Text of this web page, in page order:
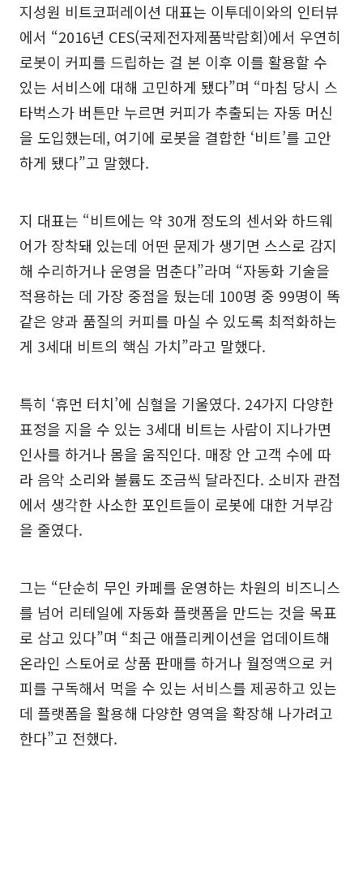
지성원 비트코퍼레이션 대표는 이투데이와의 인터뷰
에서 “2016년 CES(국제전자제품박람회)에서 우연히
로봇이 커피를 드립하는 걸 본 이후 이를 활용할 수
있는 서비스에 대해 고민하게 됐다”며 “마침 당시 스
타벅스가 버튼만 누르면 커피가 추출되는 자동 머신
을 도입했는데, 여기에 로봇을 결합한 ‘비트’를 고안
하게 됐다”고 말했다.
지 대표는 “비트에는 약 30개 정도의 센서와 하드웨
어가 장착돼 있는데 어떤 문제가 생기면 스스로 감지
해 수리하거나 운영을 멈춘다”라며 “자동화 기술을
적용하는 데 가장 중점을 뒀는데 100명 중 99명이 똑
같은 양과 품질의 커피를 마실 수 있도록 최적화하는
게 3세대 비트의 핵심 가치”라고 말했다.
특히 ‘휴먼 터치’에 심혈을 기울였다. 24가지 다양한
표정을 지을 수 있는 3세대 비트는 사람이 지나가면
인사를 하거나 몸을 움직인다. 매장 안 고객 수에 따
라 음악 소리와 볼륨도 조금씩 달라진다. 소비자 관점
에서 생각한 사소한 포인트들이 로봇에 대한 거부감
을 줄였다.
그는 “단순히 무인 카페를 운영하는 차원의 비즈니스
를 넘어 리테일에 자동화 플랫폼을 만드는 것을 목표
로 삼고 있다”며 “최근 애플리케이션을 업데이트해
온라인 스토어로 상품 판매를 하거나 월정액으로 커
피를 구독해서 먹을 수 있는 서비스를 제공하고 있는
데 플랫폼을 활용해 다양한 영역을 확장해 나가려고
한다”고 전했다.